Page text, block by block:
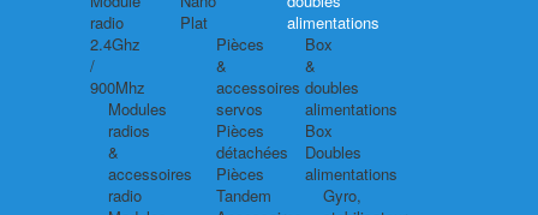
radio
2.4Ghz
/
900Mhz
Modules
radios
&
accessoires
radio
Plat
Pièces
&
accessoires
servos
Pièces
détachées
Pièces
Tandem
alimentations
Box
&
doubles
alimentations
Box
Doubles
alimentations
Gyro,